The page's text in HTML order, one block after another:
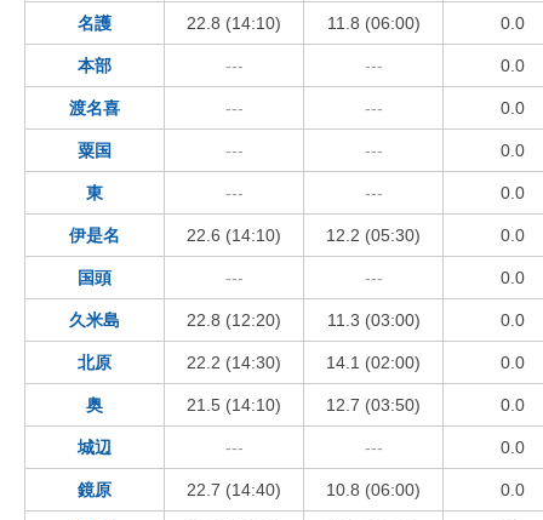
名護 22.8 (14:10) 11.8 (06:00) 0.0
本部 --- --- 0.0
渡名喜 --- --- 0.0
粟国 --- --- 0.0
東 --- --- 0.0
伊是名 22.6 (14:10) 12.2 (05:30) 0.0
国頭 --- --- 0.0
久米島 22.8 (12:20) 11.3 (03:00) 0.0
北原 22.2 (14:30) 14.1 (02:00) 0.0
奥 21.5 (14:10) 12.7 (03:50) 0.0
城辺 --- --- 0.0
鏡原 22.7 (14:40) 10.8 (06:00) 0.0